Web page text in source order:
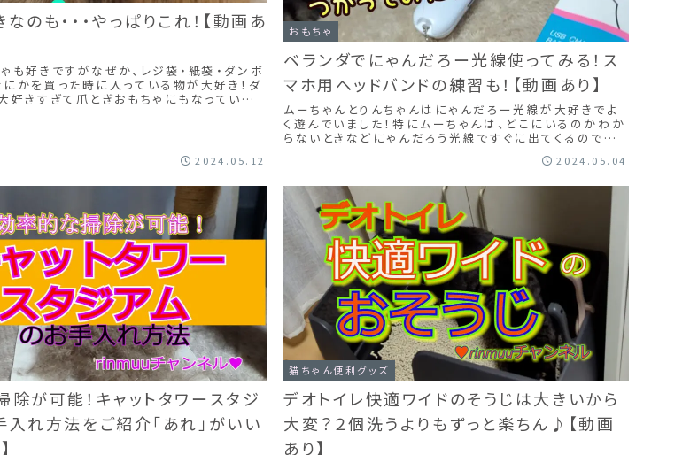
のも・・・やっぱりこれ！【動画あ
も好きですがなぜか、レジ袋・紙袋・ダンボ
かを買った時に入っている物が大好き！ダ
好きすぎて爪とぎおもちゃにもなっていま
2024.05.12
おもちゃ
ベランダでにゃんだろー光線使ってみる！ス
マホ用ヘッドバンドの練習も！【動画あり】
ムーちゃんとりんちゃんはにゃんだろー光線が大好きでよ
く遊んでいました！特にムーちゃんは、どこにいるのかわか
らないときなどにゃんだろう光線ですぐに出てくるので家
では「ムーちゃんホイホイ」と呼んで愛用していましたがど
こかに行ってしまい、再購入したらUSB充電式で緑のライ
2024.05.04
除が可能！キャットタワースタジ
入れ方法をご紹介「あれ」がいい
猫ちゃん便利グッズ
デオトイレ快適ワイドのそうじは大きいから
大変？２個洗うよりもずっと楽ちん♪【動画
あり】